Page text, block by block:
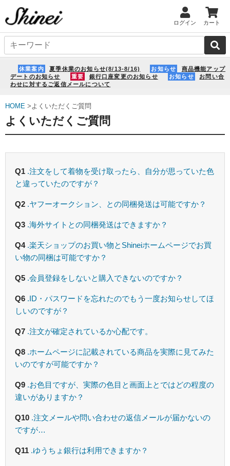
ログイン カート
休業案内 夏季休業のお知らせ(8/13-8/16) お知らせ
商品機能アップ
デートのお知らせ
重要 銀行口座変更のお知らせ お知らせ
お問い合
わせに対するご返信メールについて
HOME >よくいただくご質問
Q1 .注文をして着物を受け取ったら、自分が思っていた色
と違っていたのですが？
Q2 .ヤフーオークション、との同梱発送は可能ですか？
Q3 .海外サイトとの同梱発送はできますか？
Q4 .楽天ショップのお買い物とShineiホームページでお買
い物の同梱は可能ですか？
Q5 .会員登録をしないと購入できないのですか？
Q6 .ID・パスワードを忘れたのでもう一度お知らせしてほ
しいのですが？
Q7 .注文が確定されているか心配です。
Q8 .ホームページに記載されている商品を実際に見てみた
いのですが可能ですか？
Q9 .お色目ですが、実際の色目と画面上とではどの程度の
違いがありますか？
Q10 .注文メールや問い合わせの返信メールが届かないの
ですが…
Q11 .ゆうちょ銀行は利用できますか？